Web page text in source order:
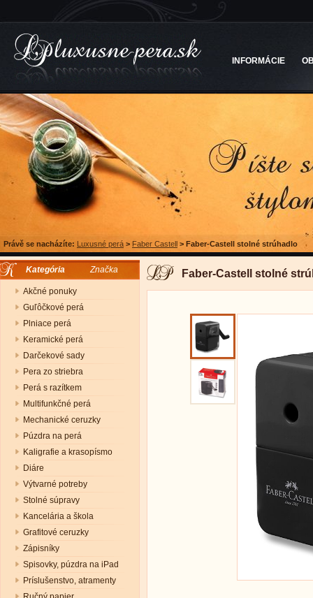
INFORMÁCIE
Právě se nacházíte: Luxusné perá > Faber Castell > Faber-Castell stolné strúhadlo
Kategória Značka
Akčné ponuky
Guľôčkové perá
Plniace perá
Keramické perá
Darčekové sady
Pera zo striebra
Perá s razítkem
Multifunkčné perá
Mechanické ceruzky
Púzdra na perá
Kaligrafie a krasopísmo
Diáre
Výtvarné potreby
Stolné súpravy
Kancelária a škola
Grafitové ceruzky
Zápisníky
Spisovky, púzdra na iPad
Príslušenstvo, atramenty
Faber-Castell stolné